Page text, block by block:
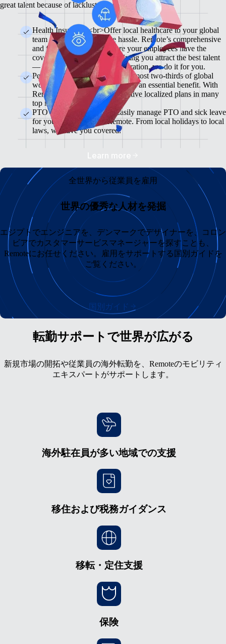
great talent because of lackluster benefits.
Health Insurance <br>Offer local healthcare to your global
team members without the hassle. Remote’s comprehensive
and flexible plans will ensure your employees have the
coverage they need while helping you attract the best talent
— from enrollment to administration, we do it for you.
Pension & 401(K) Plans<br>Almost two-thirds of global
workers view retirement plans as an essential benefit. With
Remote, you can offer competitive localized plans in many
top markets.
PTO and Sick Leave<br>Easily manage PTO and sick leave
for your global team in Remote. From local holidays to local
laws, we have you covered.
Learn more
全世界から従業員を雇用
世界の優秀な人材を発掘
エジプトでエンジニアを、デンマークでデザイナーを、コロン
ビアでカスタマーサービスマネージャーを探すことも、
Remoteにお任せください。雇用をサポートする国別ガイドを
ご覧ください。
国別ガイド
転勤サポートで世界が広がる
新規市場の開拓や従業員の海外転勤を、Remoteのモビリティ
エキスパートがサポートします。
海外駐在員が多い地域での支援
移住および税務ガイダンス
移転・定住支援
保険